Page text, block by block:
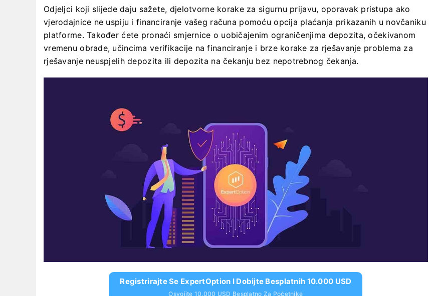
Odjeljci koji slijede daju sažete, djelotvorne korake za sigurnu prijavu, oporavak pristupa ako
vjerodajnice ne uspiju i financiranje vašeg računa pomoću opcija plaćanja prikazanih u novčaniku
platforme. Također ćete pronaći smjernice o uobičajenim ograničenjima depozita, očekivanom
vremenu obrade, učincima verifikacije na financiranje i brze korake za rješavanje problema za
rješavanje neuspjelih depozita ili depozita na čekanju bez nepotrebnog čekanja.
Registrirajte Se ExpertOption I Dobijte Besplatnih 10.000 USD
Osvojite 10.000 USD Besplatno Za Početnike